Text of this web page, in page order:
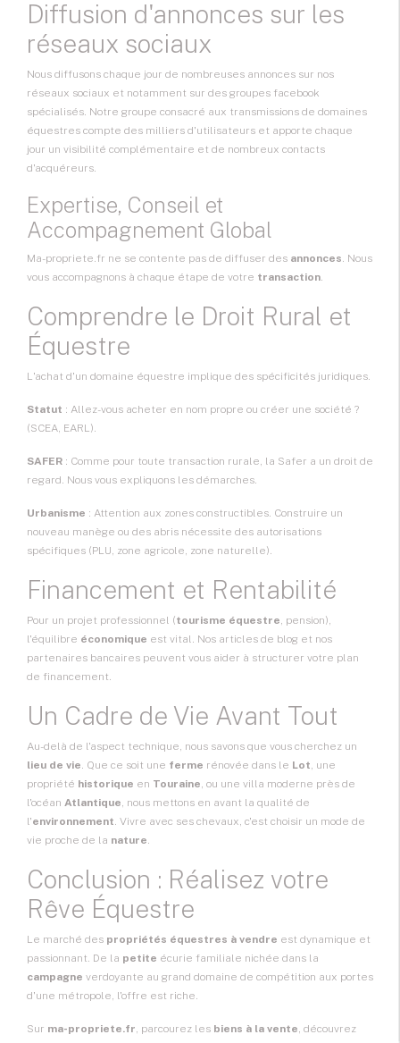
Diffusion d'annonces sur les
réseaux sociaux
Nous diffusons chaque jour de nombreuses annonces sur nos
réseaux sociaux et notamment sur des groupes facebook
spécialisés. Notre groupe consacré aux transmissions de domaines
équestres compte des milliers d'utilisateurs et apporte chaque
jour un visibilité complémentaire et de nombreux contacts
d'acquéreurs.
Expertise, Conseil et
Accompagnement Global
Ma-propriete.fr ne se contente pas de diffuser des annonces. Nous
vous accompagnons à chaque étape de votre transaction.
Comprendre le Droit Rural et
Équestre
L'achat d'un domaine équestre implique des spécificités juridiques.
Statut : Allez-vous acheter en nom propre ou créer une société ?
(SCEA, EARL).
SAFER : Comme pour toute transaction rurale, la Safer a un droit de
regard. Nous vous expliquons les démarches.
Urbanisme : Attention aux zones constructibles. Construire un
nouveau manège ou des abris nécessite des autorisations
spécifiques (PLU, zone agricole, zone naturelle).
Financement et Rentabilité
Pour un projet professionnel (tourisme équestre, pension),
l'équilibre économique est vital. Nos articles de blog et nos
partenaires bancaires peuvent vous aider à structurer votre plan
de financement.
Un Cadre de Vie Avant Tout
Au-delà de l'aspect technique, nous savons que vous cherchez un
lieu de vie. Que ce soit une ferme rénovée dans le Lot, une
propriété historique en Touraine, ou une villa moderne près de
l'océan Atlantique, nous mettons en avant la qualité de
l'environnement. Vivre avec ses chevaux, c'est choisir un mode de
vie proche de la nature.
Conclusion : Réalisez votre
Rêve Équestre
Le marché des propriétés équestres à vendre est dynamique et
passionnant. De la petite écurie familiale nichée dans la
campagne verdoyante au grand domaine de compétition aux portes
d'une métropole, l'offre est riche.
Sur ma-propriete.fr, parcourez les biens à la vente, découvrez